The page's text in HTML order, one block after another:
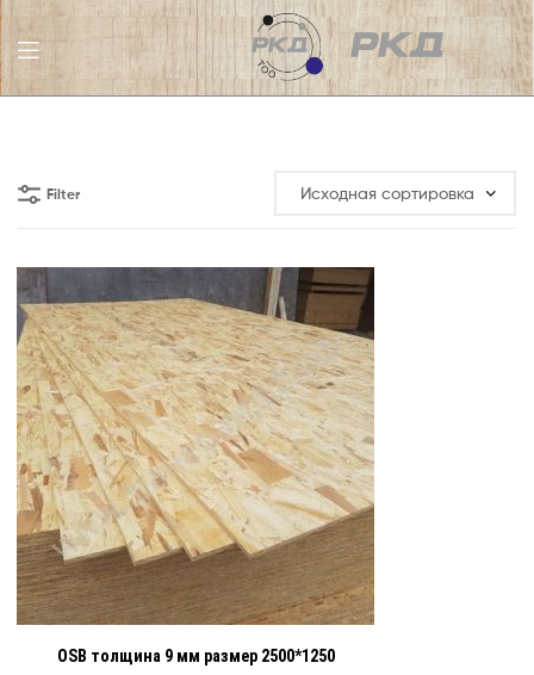
РКД
Filter
OSB толщина 9 мм размер 2500*1250